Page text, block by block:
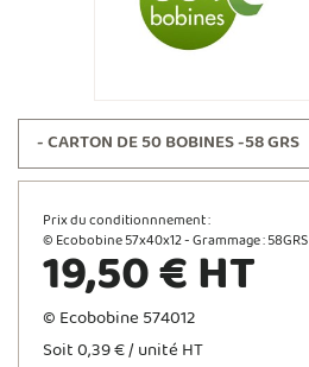
- CARTON DE 50 BOBINES -58 GRS
Prix du conditionnnement :
© Ecobobine 57x40x12 - Grammage : 58GRS
19,50 € HT
© Ecobobine 574012
Soit 0,39 € / unité HT